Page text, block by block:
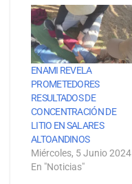
ENAMI REVELA
PROMETEDORES
RESULTADOS DE
CONCENTRACIÓN DE
LITIO EN SALARES
ALTOANDINOS
Miércoles, 5 Junio 2024
En "Noticias"